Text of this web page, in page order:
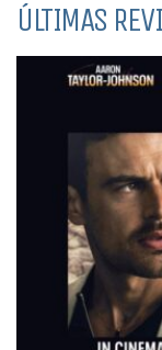
ÚLTIMAS